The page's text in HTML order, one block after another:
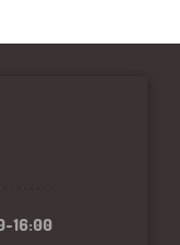
16:00